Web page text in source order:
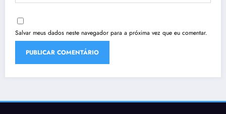
Salvar meus dados neste navegador para a próxima vez que eu comentar.